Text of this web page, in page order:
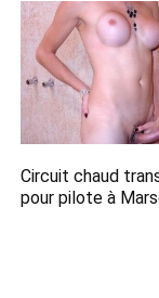
Circuit chaud
pour pilote à